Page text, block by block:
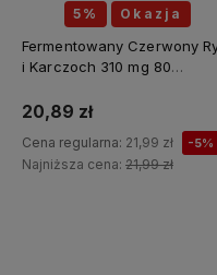
5% Okazja
Fermentowany Czerwony
i Karczoch 310 mg 80
20,89 zł
Cena regularna: 21,99 zł -5%
Najniższa cena: 21,99 zł